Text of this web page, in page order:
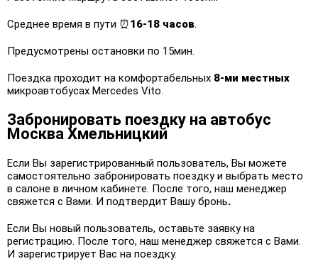
Среднее время в пути ⏰16-18 часов.
Предусмотрены остановки по 15мин.
Поездка проходит на комфортабельных 8-ми местных
микроавтобусах Mercedes Vito.
Забронировать поездку на автобус
Москва Хмельницкий
Если Вы зарегистрированный пользователь, Вы можете
самостоятельно забронировать поездку и выбрать место
в салоне в личном кабинете. После того, наш менеджер
свяжется с Вами. И подтвердит Вашу бронь.
Если Вы новый пользователь, оставьте заявку на
регистрацию. После того, наш менеджер свяжется с Вами.
И зарегистрирует Вас на поездку.